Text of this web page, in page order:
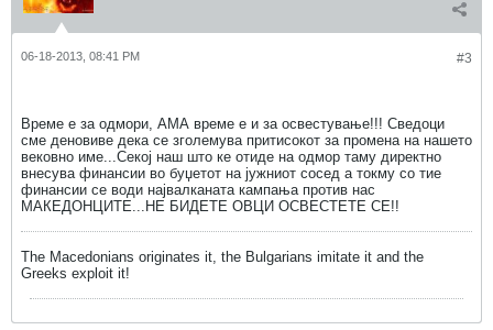
#3
06-18-2013, 08:41 PM
Време е за одмори, АМА време е и за освестување!!! Сведоци
сме деновиве дека се зголемува притисокот за промена на нашето
вековно име...Секој наш што ке отиде на одмор таму директно
внесува финансии во буџетот на јужниот сосед а токму со тие
финансии се води највалканата кампања против нас
МАКЕДОНЦИТЕ...НЕ БИДЕТЕ ОВЦИ ОСВЕСТЕТЕ СЕ!!
The Macedonians originates it, the Bulgarians imitate it and the
Greeks exploit it!